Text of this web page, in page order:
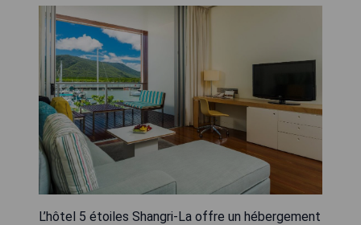
L’hôtel 5 étoiles Shangri-La offre un hébergement